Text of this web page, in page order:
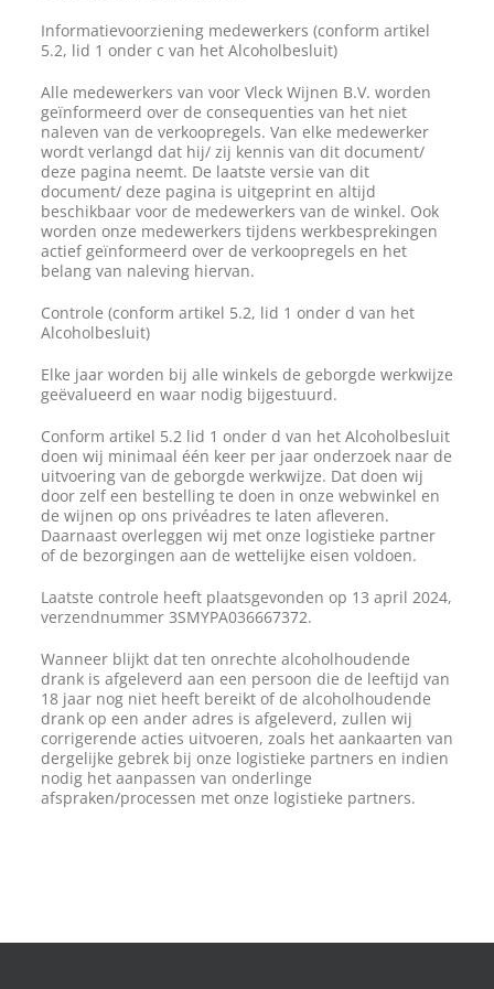
Informatievoorziening medewerkers (conform artikel
5.2, lid 1 onder c van het Alcoholbesluit)
Alle medewerkers van voor Vleck Wijnen B.V. worden
geïnformeerd over de consequenties van het niet
naleven van de verkoopregels. Van elke medewerker
wordt verlangd dat hij/ zij kennis van dit document/
deze pagina neemt. De laatste versie van dit
document/ deze pagina is uitgeprint en altijd
beschikbaar voor de medewerkers van de winkel. Ook
worden onze medewerkers tijdens werkbesprekingen
actief geïnformeerd over de verkoopregels en het
belang van naleving hiervan.
Controle (conform artikel 5.2, lid 1 onder d van het
Alcoholbesluit)
Elke jaar worden bij alle winkels de geborgde werkwijze
geëvalueerd en waar nodig bijgestuurd.
Conform artikel 5.2 lid 1 onder d van het Alcoholbesluit
doen wij minimaal één keer per jaar onderzoek naar de
uitvoering van de geborgde werkwijze. Dat doen wij
door zelf een bestelling te doen in onze webwinkel en
de wijnen op ons privéadres te laten afleveren.
Daarnaast overleggen wij met onze logistieke partner
of de bezorgingen aan de wettelijke eisen voldoen.
Laatste controle heeft plaatsgevonden op 13 april 2024,
verzendnummer 3SMYPA036667372.
Wanneer blijkt dat ten onrechte alcoholhoudende
drank is afgeleverd aan een persoon die de leeftijd van
18 jaar nog niet heeft bereikt of de alcoholhoudende
drank op een ander adres is afgeleverd, zullen wij
corrigerende acties uitvoeren, zoals het aankaarten van
dergelijke gebrek bij onze logistieke partners en indien
nodig het aanpassen van onderlinge
afspraken/processen met onze logistieke partners.